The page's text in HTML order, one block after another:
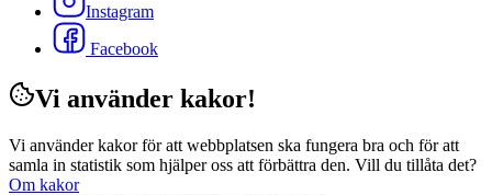
Instagram
Facebook
Vi använder kakor!
Vi använder kakor för att webbplatsen ska fungera bra och för att
samla in statistik som hjälper oss att förbättra den. Vill du tillåta det?
Om kakor